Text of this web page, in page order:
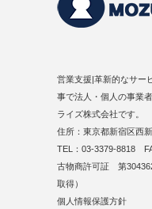
営業支援|革新的なサー
事で法人・個人の事業
ライズ株式会社です。
住所：東京都新宿区西
TEL：03-3379-8818
古物商許可証 第
取得）
個人情報保護方針